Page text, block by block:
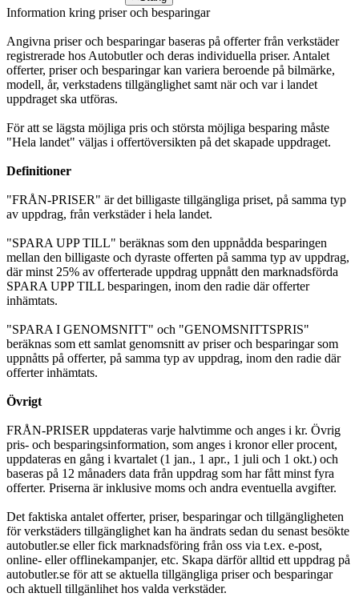
Information kring priser och besparingar
Angivna priser och besparingar baseras på offerter från verkstäder
registrerade hos Autobutler och deras individuella priser. Antalet
offerter, priser och besparingar kan variera beroende på bilmärke,
modell, år, verkstadens tillgänglighet samt när och var i landet
uppdraget ska utföras.
För att se lägsta möjliga pris och största möjliga besparing måste
"Hela landet" väljas i offertöversikten på det skapade uppdraget.
Definitioner
"FRÅN-PRISER" är det billigaste tillgängliga priset, på samma typ
av uppdrag, från verkstäder i hela landet.
"SPARA UPP TILL" beräknas som den uppnådda besparingen
mellan den billigaste och dyraste offerten på samma typ av uppdrag,
där minst 25% av offerterade uppdrag uppnått den marknadsförda
SPARA UPP TILL besparingen, inom den radie där offerter
inhämtats.
"SPARA I GENOMSNITT" och "GENOMSNITTSPRIS"
beräknas som ett samlat genomsnitt av priser och besparingar som
uppnåtts på offerter, på samma typ av uppdrag, inom den radie där
offerter inhämtats.
Övrigt
FRÅN-PRISER uppdateras varje halvtimme och anges i kr. Övrig
pris- och besparingsinformation, som anges i kronor eller procent,
uppdateras en gång i kvartalet (1 jan., 1 apr., 1 juli och 1 okt.) och
baseras på 12 månaders data från uppdrag som har fått minst fyra
offerter. Priserna är inklusive moms och andra eventuella avgifter.
Det faktiska antalet offerter, priser, besparingar och tillgängligheten
för verkstäders tillgänglighet kan ha ändrats sedan du senast besökte
autobutler.se eller fick marknadsföring från oss via t.ex. e-post,
online- eller offlinekampanjer, etc. Skapa därför alltid ett uppdrag på
autobutler.se för att se aktuella tillgängliga priser och besparingar
och aktuell tillgänlihet hos valda verkstäder.